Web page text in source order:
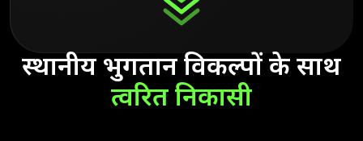
स्थानीय भुगतान विकल्पों के साथ
त्वरितनिकासी